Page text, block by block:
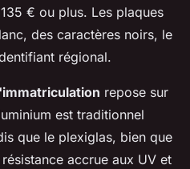
€ ou plus. Les plaques
des caractères noirs, le
régional.
repose sur
est traditionnel
que le plexiglas, bien que
accrue aux UV et